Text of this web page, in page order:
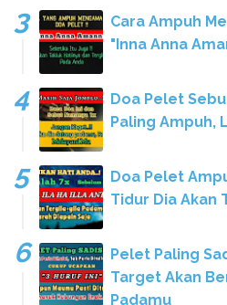
Cara Ampuh
"Inna Anna
Doa Pelet
Paling Ampuh,
Doa Pelet
Tidur Dia Akan
Pelet Paling
Target Akan
Padamu